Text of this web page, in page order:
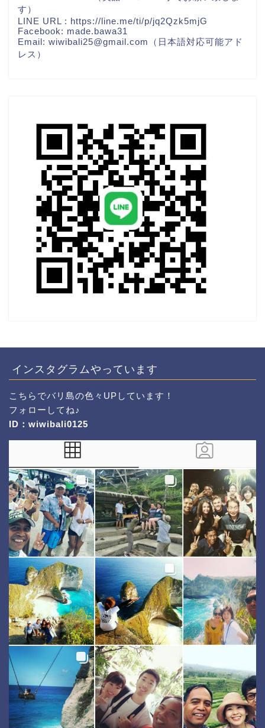
す）
LINE URL : https://line.me/ti/p/jq2Qzk5mjG
Facebook: made.bawa31
Email: wiwibali25@gmail.com（日本語対応可能アド
レス）
インスタグラムやっています
こちら でバリ島の色々UPしています！
フォローしてね♪
ID：wiwibali0125